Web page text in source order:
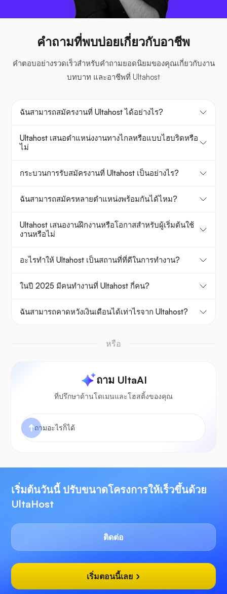
คำถามที่พบบ่อยเกี่ยวกับอาชีพ
คำตอบอย่างรวดเร็วสำหรับคำถามยอดนิยมของคุณเกี่ยวกับงาน
บทบาท และอาชีพที่ Ultahost
ฉันสามารถสมัครงานที่ Ultahost ได้อย่างไร?
Ultahost เสนอตำแหน่งงานทางไกลหรือแบบไฮบริดหรือ
ไม่
กระบวนการรับสมัครงานที่ Ultahost เป็นอย่างไร?
ฉันสามารถสมัครหลายตำแหน่งพร้อมกันได้ไหม?
Ultahost เสนองานฝึกงานหรือโอกาสสำหรับผู้เริ่มต้นใช้
งานหรือไม่
อะไรทำให้ Ultahost เป็นสถานที่ที่ดีในการทำงาน?
ในปี 2025 มีคนทำงานที่ Ultahost กี่คน?
ฉันสามารถคาดหวังเงินเดือนได้เท่าไรจาก Ultahost?
หรือ
ถาม UltaAI
ที่ปรึกษาด้านโดเมนและโฮสติ้งของคุณ
เริ่มต้นวันนี้ ปรับขนาดโครงการให้เร็วขึ้นด้วย
UltaHost
ติดต่อ
เริ่มตอนนี้เลย